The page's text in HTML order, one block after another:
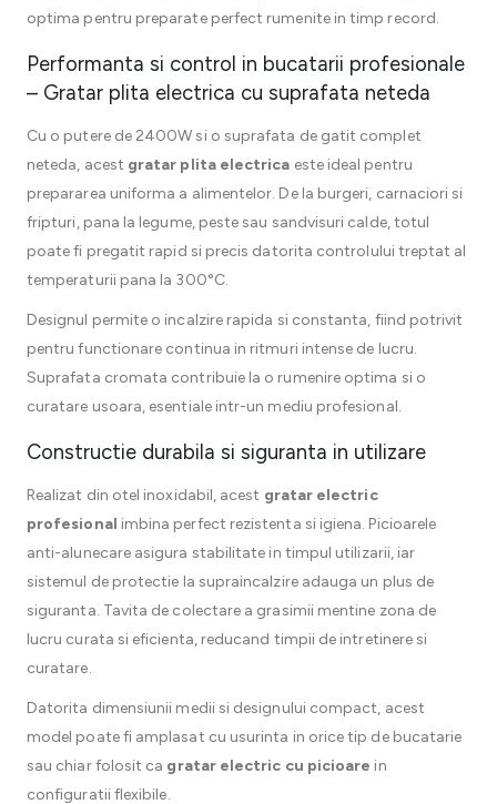
optima pentru preparate perfect rumenite in timp record.
Performanta si control in bucatarii profesionale
– Gratar plita electrica cu suprafata neteda
Cu o putere de 2400W si o suprafata de gatit complet
neteda, acest gratar plita electrica este ideal pentru
prepararea uniforma a alimentelor. De la burgeri, carnaciori si
fripturi, pana la legume, peste sau sandvisuri calde, totul
poate fi pregatit rapid si precis datorita controlului treptat al
temperaturii pana la 300°C.
Designul permite o incalzire rapida si constanta, fiind potrivit
pentru functionare continua in ritmuri intense de lucru.
Suprafata cromata contribuie la o rumenire optima si o
curatare usoara, esentiale intr-un mediu profesional.
Constructie durabila si siguranta in utilizare
Realizat din otel inoxidabil, acest gratar electric
profesional imbina perfect rezistenta si igiena. Picioarele
anti-alunecare asigura stabilitate in timpul utilizarii, iar
sistemul de protectie la supraincalzire adauga un plus de
siguranta. Tavita de colectare a grasimii mentine zona de
lucru curata si eficienta, reducand timpii de intretinere si
curatare.
Datorita dimensiunii medii si designului compact, acest
model poate fi amplasat cu usurinta in orice tip de bucatarie
sau chiar folosit ca gratar electric cu picioare in
configuratii flexibile.